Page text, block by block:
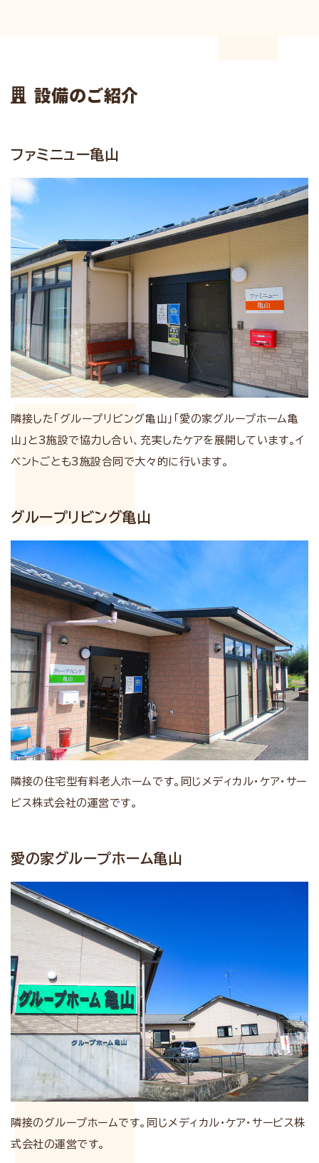
設備のご紹介
ファミニュー亀山
隣接した「グループリビング亀山」「愛の家グループホーム亀
山」と3施設で協力し合い、充実したケアを展開しています。イ
ベントごとも3施設合同で大々的に行います。
グループリビング亀山
隣接の住宅型有料老人ホームです。同じメディカル・ケア・サー
ビス株式会社の運営です。
愛の家グループホーム亀山
隣接のグループホームです。同じメディカル・ケア・サービス株
式会社の運営です。